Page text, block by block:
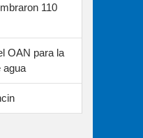
110
OAN para la
agua